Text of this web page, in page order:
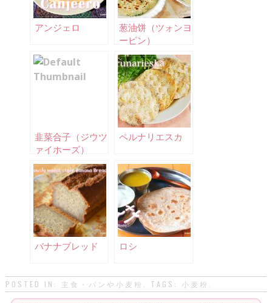
アンジェロ
葱油饼（ツォンヨ
ーピン）
韭菜合子（ジウツ
ァイホーズ）
ペルナリエスカ
バナナブレッド ロシ
POSTED IN: 主食・パンや小麦粉 . TAGS: 小麦粉